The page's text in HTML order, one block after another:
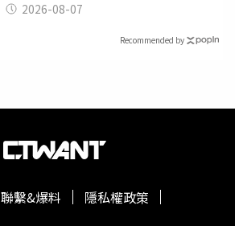
2026-08-07
Recommended by
聯繫&爆料
隱私權政策